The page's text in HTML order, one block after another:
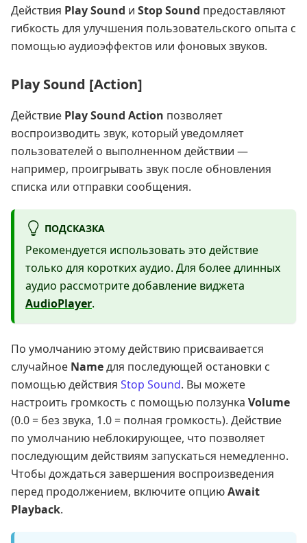
Действия Play Sound и Stop Sound предоставляют
гибкость для улучшения пользовательского опыта с
помощью аудиоэффектов или фоновых звуков.
Play Sound [Action]
Действие Play Sound Action позволяет
воспроизводить звук, который уведомляет
пользователей о выполненном действии —
например, проигрывать звук после обновления
списка или отправки сообщения.
ПОДСКАЗКА
Рекомендуется использовать это действие
только для коротких аудио. Для более длинных
аудио рассмотрите добавление виджета
AudioPlayer.
По умолчанию этому действию присваивается
случайное Nameдля последующей остановки с
помощью действия Stop Sound. Вы можете
настроить громкость с помощью ползунка Volume
(0.0 = без звука, 1.0 = полная громкость). Действие
по умолчанию неблокирующее, что позволяет
последующим действиям запускаться немедленно.
Чтобы дождаться завершения воспроизведения
перед продолжением, включите опциюAwait
Playback.